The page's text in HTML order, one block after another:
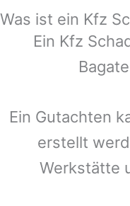
Was ist ein Kfz
Ein Kfz
Ein Gutachten
erstellt
Werkstätte